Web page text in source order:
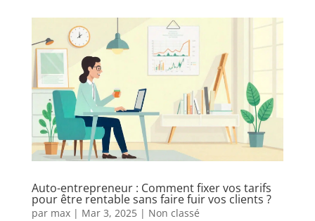
Auto-entrepreneur : Comment fixer vos tarifs
pour être rentable sans faire fuir vos clients ?
par max| Mar 3, 2025| Non classé